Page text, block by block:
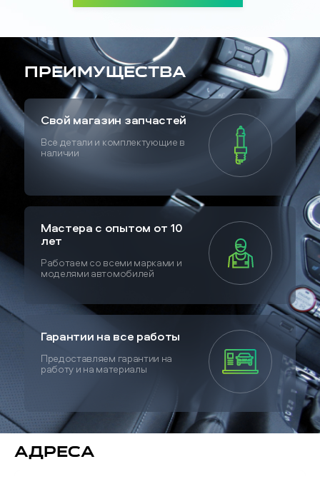
Преимущества
Свой магазин запчастей
Все детали и комплектующие в
наличии
Мастера с опытом от 10
лет
Работаем со всеми марками и
моделями автомобилей
Гарантии на все работы
Предоставляем гарантии на
работу и на материалы
Адреса